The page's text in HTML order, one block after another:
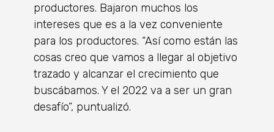
productores. Bajaron muchos los
intereses que es a la vez conveniente
para los productores. “Así como están las
cosas creo que vamos a llegar al objetivo
trazado y alcanzar el crecimiento que
buscábamos. Y el 2022 va a ser un gran
desafío”, puntualizó.